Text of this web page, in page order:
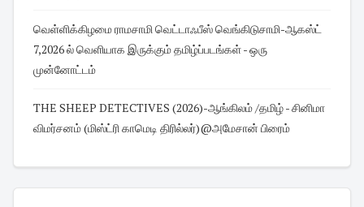
வெள்ளிக்கிழமை ராமசாமி வெட்டாஃபீஸ் வெங்கிடுசாமி-ஆகஸ்ட்
7,2026 ல் வெளியாக இருக்கும் தமிழ்ப்படங்கள் - ஒரு
முன்னோட்டம்
THE SHEEP DETECTIVES (2026)-ஆங்கிலம் /தமிழ் - சினிமா
விமர்சனம் (மிஸ்ட்ரி காமெடி திரில்லர்)@அமேசான் பிரைம்